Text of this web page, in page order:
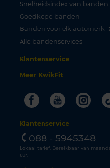
Snelheidsindex van banden
Goedkope banden
Banden voor elk automerk
Alle bandenservices
Klantenservice
Meer KwikFit
FacebookYoutube
Klantenservice
088 - 5945348
Lokaal tarief. Bereikbaar van
uur.